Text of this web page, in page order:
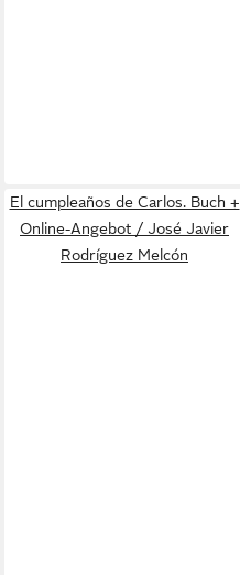
El cumpleaños de Carlos. Buch +
Online-Angebot / José Javier
Rodríguez Melcón